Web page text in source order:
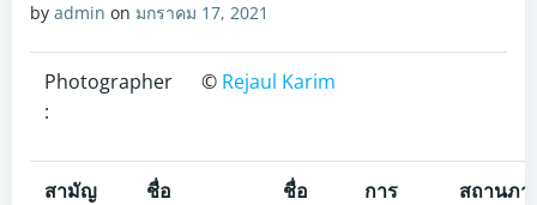
by admin on มกราคม 17, 2021
Photographer
:
© Rejaul Karim
สามัญ
ชื่อ
ชื่อ
การ
สถานภา